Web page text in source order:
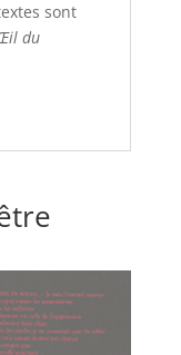
sont
du